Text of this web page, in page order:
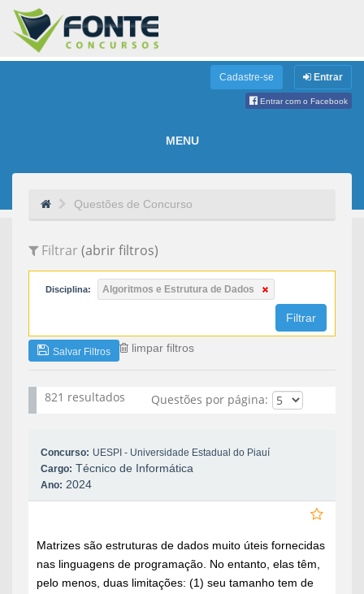
Cadastre-se Entrar
Entrar com o Facebook
MENU
Questões de Concurso
Filtrar (abrir filtros)
Disciplina: Algoritmos e Estrutura de Dados
Filtrar
Salvar Filtros limpar filtros
821 resultados Questões por página:
Concurso: UESPI - Universidade Estadual do Piauí
Cargo: Técnico de Informática
Ano: 2024
Matrizes são estruturas de dados muito úteis fornecidas
nas linguagens de programação. No entanto, elas têm,
pelo menos, duas limitações: (1) seu tamanho tem de